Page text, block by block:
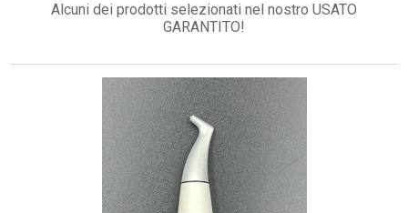
Alcuni dei prodotti selezionati nel nostro USATO
GARANTITO!